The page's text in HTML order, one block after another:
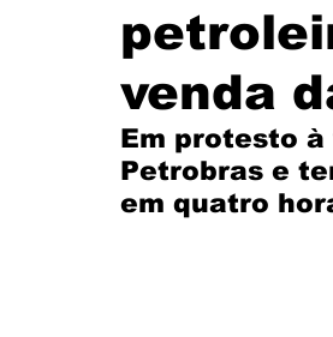
Notícias Caixa
Santander Eventos
FEEB
venda
Em protesto
Petrobras e
em quatro